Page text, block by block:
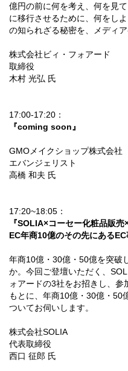
億円の前に何を考え、何を見
に移行させるために、何をし
の知られざる秘密を、メディア
株式会社ビィ・フォアード
取締役
木村 光弘 氏
17:00-17:20：
『coming soon』
GMOメイクショップ株式会社
エバンジェリスト
高橋 和夫 氏
17:20~18:05：
『SOLIA×コーセー化粧品販
EC年商10億のその先にあるEC
年商10億・30億・50億を突破
か。今回ご登壇いただく、
ォアードの3社をお招きし、
もとに、年商10億・30億・50
ついてお伺いします。
株式会社SOLIA
代表取締役
西口 征郎 氏